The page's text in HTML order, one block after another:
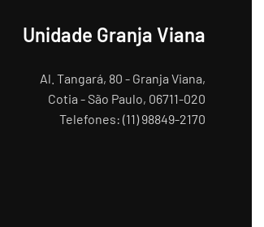
Unidade Granja Viana
Al. Tangará, 80 - Granja Viana,
Cotia - São Paulo, 06711-020
Telefones: (11) 98849-2170